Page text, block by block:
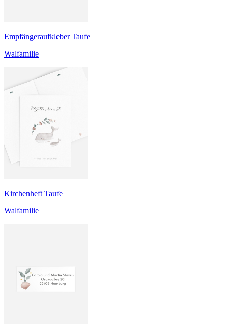
Empfängeraufkleber Taufe
Walfamilie
Kirchenheft Taufe
Walfamilie